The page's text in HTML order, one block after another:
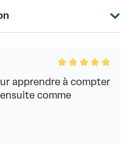
Rated
out
apprendre à compter
comme